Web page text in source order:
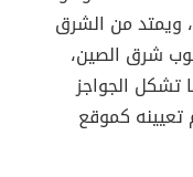
ويمتد من الشرق
شرق الصين،
الجواجز
تعيينه كموقع